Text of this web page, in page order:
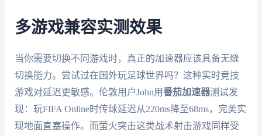
多游戏兼容实测效果
当你需要切换不同游戏时，真正的加速器应该具备无缝
切换能力。尝试过在国外玩足球世界吗？这种实时竞技
游戏对延迟更敏感。伦敦用户John用番茄加速器测试发
现：玩FIFA Online时传球延迟从220ms降至68ms，完美实
现地面直塞操作。而萤火突击这类战术射击游戏同样受